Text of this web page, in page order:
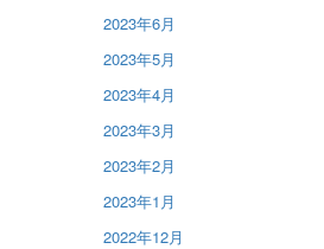
2023年6月
2023年5月
2023年4月
2023年3月
2023年2月
2023年1月
2022年12月